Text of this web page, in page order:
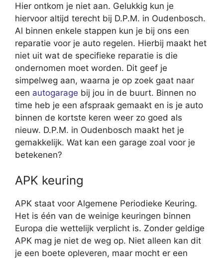
Hier ontkom je niet aan. Gelukkig kun je
hiervoor altijd terecht bij D.P.M. in Oudenbosch.
Al binnen enkele stappen kun je bij ons een
reparatie voor je auto regelen. Hierbij maakt het
niet uit wat de specifieke reparatie is die
ondernomen moet worden. Dit geef je
simpelweg aan, waarna je op zoek gaat naar
een autogarage bij jou in de buurt. Binnen no
time heb je een afspraak gemaakt en is je auto
binnen de kortste keren weer zo goed als
nieuw. D.P.M. in Oudenbosch maakt het je
gemakkelijk. Wat kan een garage zoal voor je
betekenen?
APK keuring
APK staat voor Algemene Periodieke Keuring.
Het is één van de weinige keuringen binnen
Europa die wettelijk verplicht is. Zonder geldige
APK mag je niet de weg op. Niet alleen kan dit
je een boete opleveren, maar mocht er een